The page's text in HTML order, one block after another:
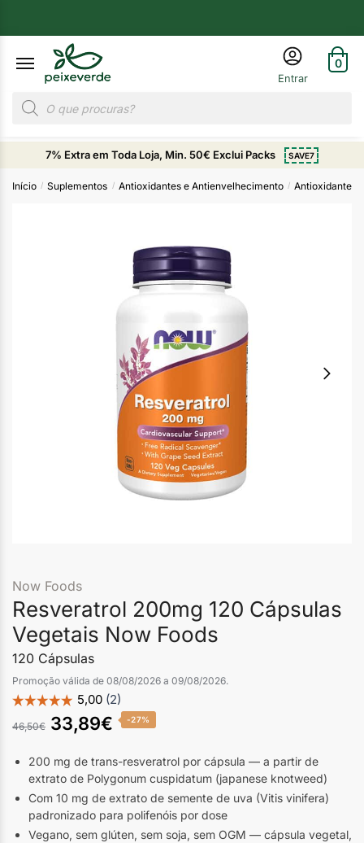
0
7% Extra em Toda Loja, Min. 50€ Exclui Packs SAVE7
Início / Suplementos / Antioxidantes e Antienvelhecimento / Antioxidantes
Now Foods
Resveratrol 200mg 120 Cápsulas
Vegetais Now Foods
120 Cápsulas
Promoção válida de 08/08/2026 a 09/08/2026.
46,50€ 33,89€ -27%
200 mg de trans-resveratrol por cápsula — a partir de
extrato de Polygonum cuspidatum (japanese knotweed)
Com 10 mg de extrato de semente de uva (Vitis vinifera)
padronizado para polifenóis por dose
Vegano, sem glúten, sem soja, sem OGM — cápsula vegetal,